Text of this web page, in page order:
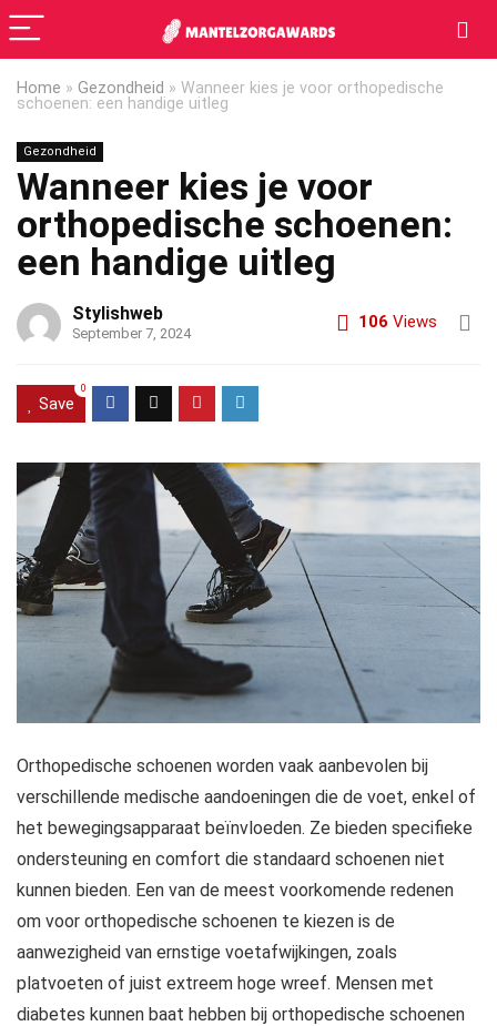
Home » Gezondheid » Wanneer kies je voor orthopedische
schoenen: een handige uitleg
Gezondheid
Wanneer kies je voor
orthopedische schoenen:
een handige uitleg
Stylishweb
September 7, 2024
106 Views
Save
0
Orthopedische schoenen worden vaak aanbevolen bij
verschillende medische aandoeningen die de voet, enkel of
het bewegingsapparaat beïnvloeden. Ze bieden specifieke
ondersteuning en comfort die standaard schoenen niet
kunnen bieden. Een van de meest voorkomende redenen
om voor orthopedische schoenen te kiezen is de
aanwezigheid van ernstige voetafwijkingen, zoals
platvoeten of juist extreem hoge wreef. Mensen met
diabetes kunnen baat hebben bij orthopedische schoenen